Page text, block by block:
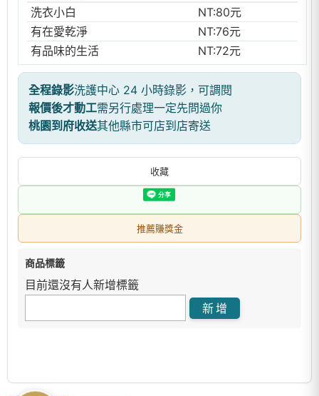
洗衣小白
NT:80元
有在愛乾淨
NT:76元
有品味的生活
NT:72元
全程錄影洗護中心 24 小時錄影，可調閱
報價後才動工需另行處理一定先問過你
桃園到府收送其他縣市可店到店寄送
收藏
推薦賺獎金
商品標籤
目前還沒有人新增標籤